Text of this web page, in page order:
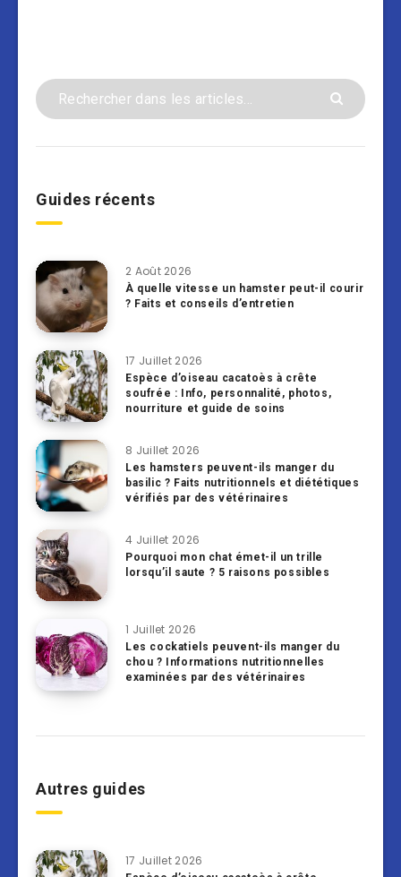
Guides récents
2 Août 2026
À quelle vitesse un hamster peut-il courir
? Faits et conseils d’entretien
17 Juillet 2026
Espèce d’oiseau cacatoès à crête
soufrée : Info, personnalité, photos,
nourriture et guide de soins
8 Juillet 2026
Les hamsters peuvent-ils manger du
basilic ? Faits nutritionnels et diététiques
vérifiés par des vétérinaires
4 Juillet 2026
Pourquoi mon chat émet-il un trille
lorsqu’il saute ? 5 raisons possibles
1 Juillet 2026
Les cockatiels peuvent-ils manger du
chou ? Informations nutritionnelles
examinées par des vétérinaires
Autres guides
17 Juillet 2026